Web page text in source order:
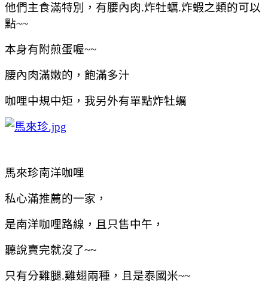
他們主食滿特別，有腰內肉.炸牡蠣.炸蝦之類的可以
點~~
本身有附煎蛋喔~~
腰內肉滿嫩的，飽滿多汁
咖哩中規中矩，我另外有單點炸牡蠣
馬來珍南洋咖哩
私心滿推薦的一家，
是南洋咖哩路線，且只售中午，
聽說賣完就沒了~~
只有分雞腿.雞翅兩種，且是泰國米~~